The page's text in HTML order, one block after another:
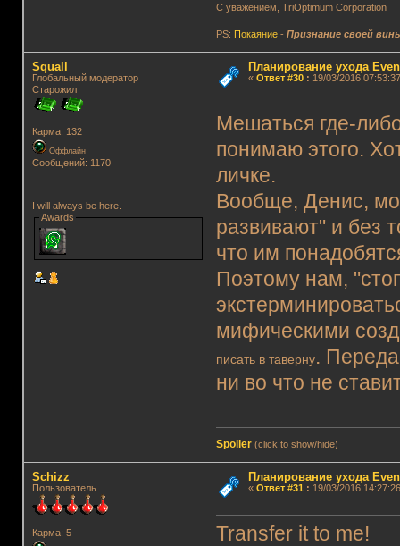
С уважением, TriOptimum Corporation
PS: Покаяние -Признание своей
Squall
Глобальный модератор
Старожил
Карма: 132
Оффлайн
Сообщений: 1170
I will always be here.
Awards
Планирование ухода
« Ответ #30: 19/03/2016
Мешаться где-
понимаю этого.
личке.
Вообще, Денис,
развивают" и без
что им
Поэтому нам,
мифическими
писать в таверну.
ни во что не
Spoiler (click to show/hide)
Schizz
Пользователь
Карма: 5
Планирование ухода
« Ответ #31 : 19/03/2016
Transfer it to me!